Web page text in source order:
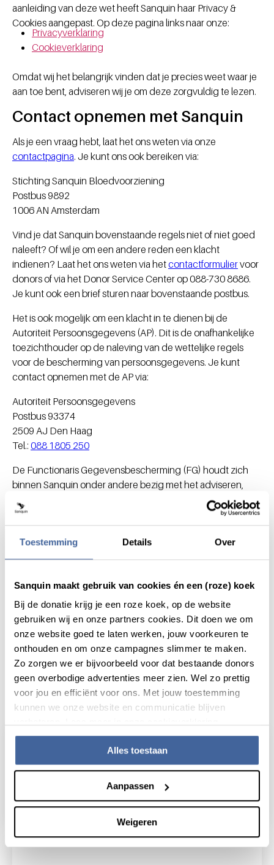
Toestemming Details Over
Sanquin maakt gebruik van cookies én een (roze) koek
Bij de donatie krijg je een roze koek, op de website
gebruiken wij en onze partners cookies. Dit doen we om
onze website goed te laten werken, jouw voorkeuren te
onthouden en om onze campagnes slimmer te maken.
Zo zorgen we er bijvoorbeeld voor dat bestaande donors
geen overbodige advertenties meer zien. Wel zo prettig
voor jou en efficiënt voor ons. Met jouw toestemming
kunnen we onze website en communicatie blijven
Alles toestaan
Aanpassen
Weigeren
aanleiding van deze wet heeft Sanquin haar Privacy &
Cookies aangepast. Op deze pagina links naar onze:
Privacyverklaring
Cookieverklaring
Omdat wij het belangrijk vinden dat je precies weet waar je
aan toe bent, adviseren wij je om deze zorgvuldig te lezen.
Contact opnemen met Sanquin
Als je een vraag hebt, laat het ons weten via onze
contactpagina. Je kunt ons ook bereiken via:
Stichting Sanquin Bloedvoorziening
Postbus 9892
1006 AN Amsterdam
Vind je dat Sanquin bovenstaande regels niet of niet goed
naleeft? Of wil je om een andere reden een klacht
indienen? Laat het ons weten via hetcontactformuliervoor
donors of via het Donor Service Center op 088-730 8686.
Je kunt ook een brief sturen naar bovenstaande postbus.
Het is ook mogelijk om een klacht in te dienen bij de
Autoriteit Persoonsgegevens (AP). Dit is de onafhankelijke
toezichthouder op de naleving van de wettelijke regels
voor de bescherming van persoonsgegevens. Je kunt
contact opnemen met de AP via:
Autoriteit Persoonsgegevens
Postbus 93374
2509 AJ Den Haag
Tel.: 088 1805 250
De Functionaris Gegevensbescherming (FG) houdt zich
binnen Sanquin onder andere bezig met het adviseren,
informeren en toezien op de naleving van de bescherming
van persoonsgegevens binnen Sanquin. Contact opnemen
kan viadpo@sanquin.nl.
afdeling zie je wat je rechten zijn, wie toegang heeft tot je
hieronder de privacyverklaringen per afdeling.
Privacyverklaring per
afdeling
Privacyverklaring -
Bloedproducten